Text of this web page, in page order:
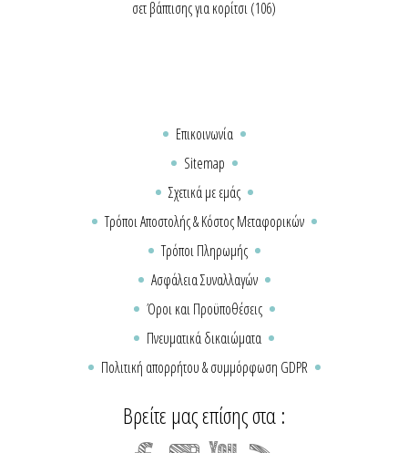
σετ βάπτισης για κορίτσι(106)
Επικοινωνία
Sitemap
Σχετικά με εμάς
Τρόποι Αποστολής & Κόστος Μεταφορικών
Τρόποι Πληρωμής
Ασφάλεια Συναλλαγών
Όροι και Προϋποθέσεις
Πνευματικά δικαιώματα
Πολιτική απορρήτου & συμμόρφωση GDPR
Βρείτε μας επίσης στα :